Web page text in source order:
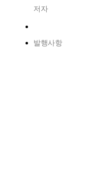
저자
발행사항